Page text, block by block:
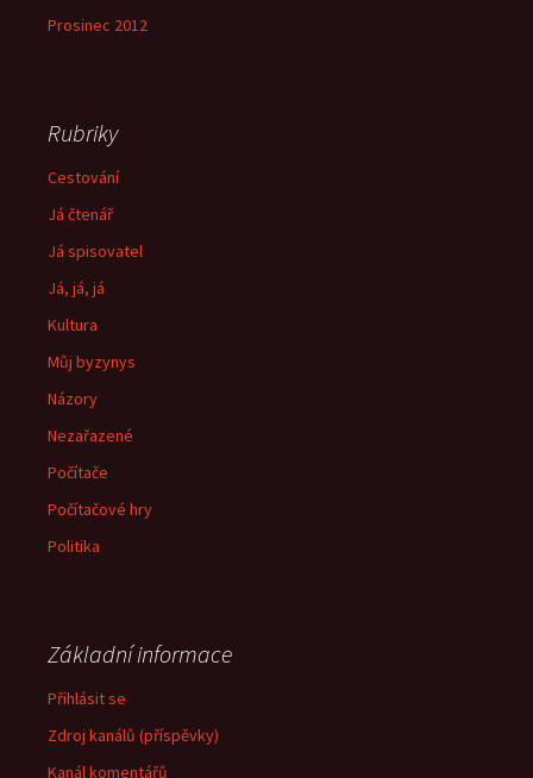
Prosinec 2012
Rubriky
Cestování
Já čtenář
Já spisovatel
Já, já, já
Kultura
Můj byzynys
Názory
Nezařazené
Počítače
Počítačové hry
Politika
Základní informace
Přihlásit se
Zdroj kanálů (příspěvky)
Kanál komentářů